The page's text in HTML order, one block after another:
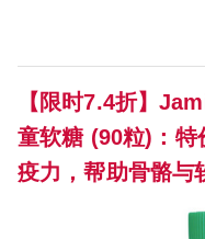
【限时7.4折】
童软糖 (90粒)：特
疫力，帮助骨骼与